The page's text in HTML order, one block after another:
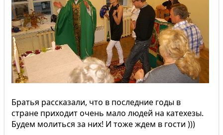
Братья рассказали, что в последние годы в
стране приходит очень мало людей на катехезы.
Будем молиться за них! И тоже ждем в гости )))